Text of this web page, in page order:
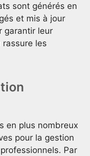
sont générés en
et mis à jour
garantir leur
les
en plus nombreux
pour la gestion
Par